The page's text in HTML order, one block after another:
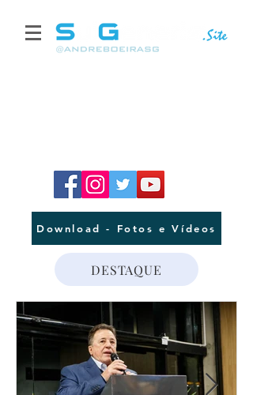
Download - Fotos e Vídeos
DESTAQUE